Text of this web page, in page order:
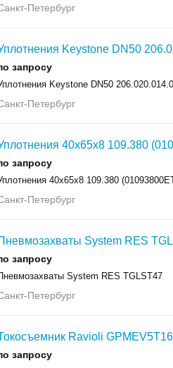
Петербург
Keystone DN50
запросу
Keystone DN50
Петербург
40x65x8 109.380
запросу
40x65x8 109.380
Петербург
System RES
запросу
System RES TGLST47
Петербург
Ravioli
запросу